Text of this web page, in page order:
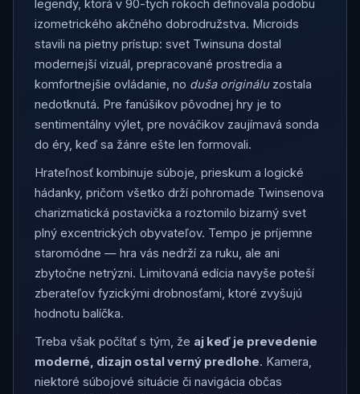
legendy, ktorá v 90-tych rokoch definovala podobu
izometrického akčného dobrodružstva. Microids
stavili na pietny prístup: svet Twinsuna dostal
modernejší vizuál, prepracované prostredia a
komfortnejšie ovládanie, no duša origináluzostala
nedotknutá. Pre fanúšikov pôvodnej hry je to
sentimentálny výlet, pre nováčikov zaujímavá sonda
do éry, keď sa žánre ešte len formovali.
Hrateľnosť kombinuje súboje, prieskum a logické
hádanky, pričom všetko drží pohromade Twinsenova
charizmatická postavička a roztomilo bizarný svet
plný excentrických obyvateľov. Tempo je príjemne
staromódne — hra vás nedrží za ruku, ale ani
zbytočne netrýzni. Limitovaná edícia navyše poteší
zberateľov fyzickými drobnosťami, ktoré zvyšujú
hodnotu balíčka.
Treba však počítať s tým, že aj keď je prevedenie
moderné, dizajn ostal verný predlohe. Kamera,
niektoré súbojové situácie či navigácia občas